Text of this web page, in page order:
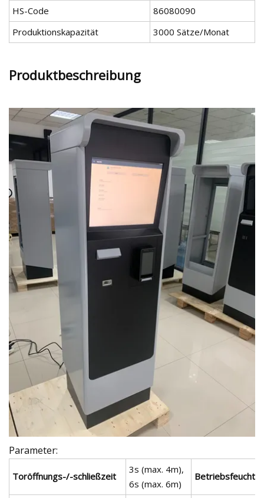
HS-Code
86080090
Produktionskapazität
3000 Sätze/Monat
Produktbeschreibung
Parameter:
Toröffnungs-/-schließzeit
3s (max. 4m),
6s (max. 6m)